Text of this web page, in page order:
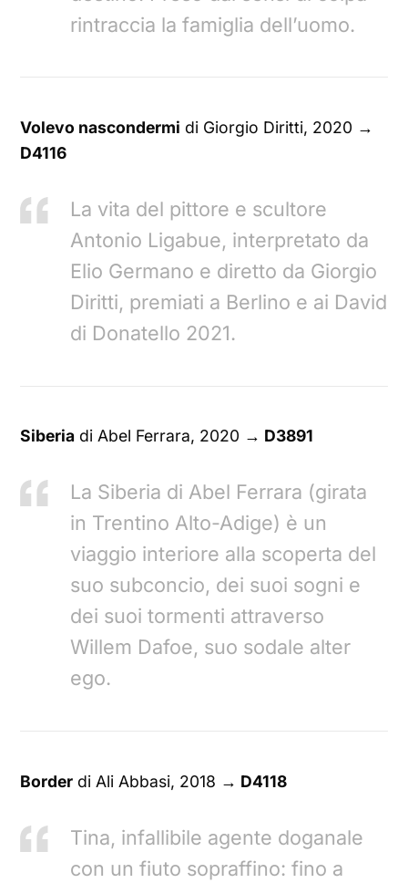
rintraccia la famiglia dell’uomo.
Volevo nascondermi di Giorgio Diritti, 2020 →
D4116
La vita del pittore e scultore
Antonio Ligabue, interpretato da
Elio Germano e diretto da Giorgio
Diritti, premiati a Berlino e ai David
di Donatello 2021.
Siberia di Abel Ferrara, 2020 → D3891
La Siberia di Abel Ferrara (girata
in Trentino Alto-Adige) è un
viaggio interiore alla scoperta del
suo subconcio, dei suoi sogni e
dei suoi tormenti attraverso
Willem Dafoe, suo sodale alter
ego.
Border di Ali Abbasi, 2018 → D4118
Tina, infallibile agente doganale
con un fiuto sopraffino: fino a